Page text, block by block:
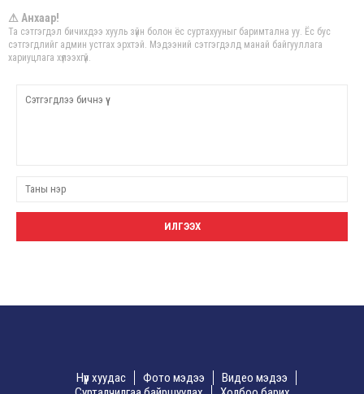
⚠ Анхаар!
Та сэтгэгдэл бичихдээ хууль зүйн болон ёс суртахууныг баримтална уу. Ёс бус
сэтгэгдлийг админ устгах эрхтэй. Мэдээний сэтгэгдэлд манай байгууллага
хариуцлага хүлээхгүй.
Нүүр хуудас Фото мэдээ
Видео мэдээ